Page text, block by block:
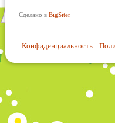
Сделано в BigSiter
Конфиденциальность